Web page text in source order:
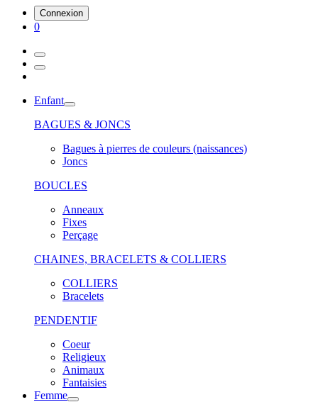
Connexion
0
Enfant
BAGUES & JONCS
Bagues à pierres de couleurs (naissances)
Joncs
BOUCLES
Anneaux
Fixes
Perçage
CHAINES, BRACELETS & COLLIERS
COLLIERS
Bracelets
PENDENTIF
Coeur
Religieux
Animaux
Fantaisies
Femme